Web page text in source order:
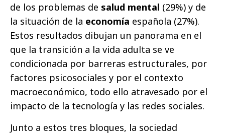
de los problemas de salud mental (29%) y de
la situación de la economía española (27%).
Estos resultados dibujan un panorama en el
que la transición a la vida adulta se ve
condicionada por barreras estructurales, por
factores psicosociales y por el contexto
macroeconómico, todo ello atravesado por el
impacto de la tecnología y las redes sociales.
Junto a estos tres bloques, la sociedad